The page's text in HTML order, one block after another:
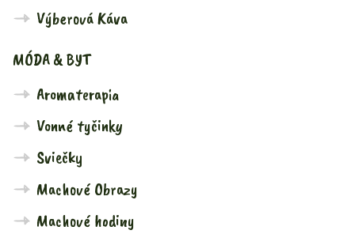
Výberová Káva
MÓDA & BYT
Aromaterapia
Vonné tyčinky
Sviečky
Machové Obrazy
Machové hodiny